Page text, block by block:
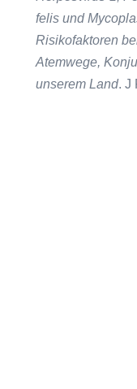
felis und
Risikofaktoren
Atemwege,
unserem Land. J